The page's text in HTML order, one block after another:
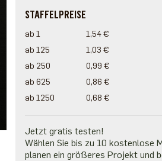
STAFFELPREISE
ab 1
1,54 €
ab 125
1,03 €
ab 250
0,99 €
ab 625
0,86 €
ab 1250
0,68 €
Jetzt gratis testen!
Wählen Sie bis zu 10 kostenlose
planen ein größeres Projekt und